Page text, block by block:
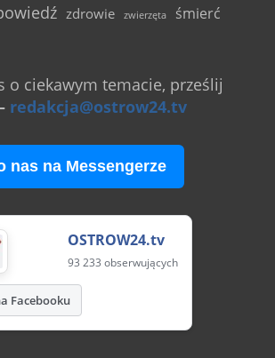
zdrowie zwierzęta śmierć
o ciekawym temacie, prześlij
redakcja@ostrow24.tv
nas na Messengerze
OSTROW24.tv
93 233 obserwujących
Facebooku